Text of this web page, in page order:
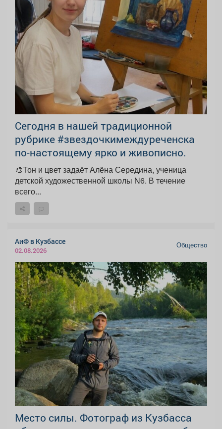
Сегодня в нашей традиционной
рубрике #звездочкимеждуреченска
по-настоящему ярко и живописно.
🎨Тон и цвет задаёт Алёна Середина, ученица
детской художественной школы N6. В течение
всего...
АиФ в Кузбассе
02.08.2026
Общество
Место силы. Фотограф из Кузбасса